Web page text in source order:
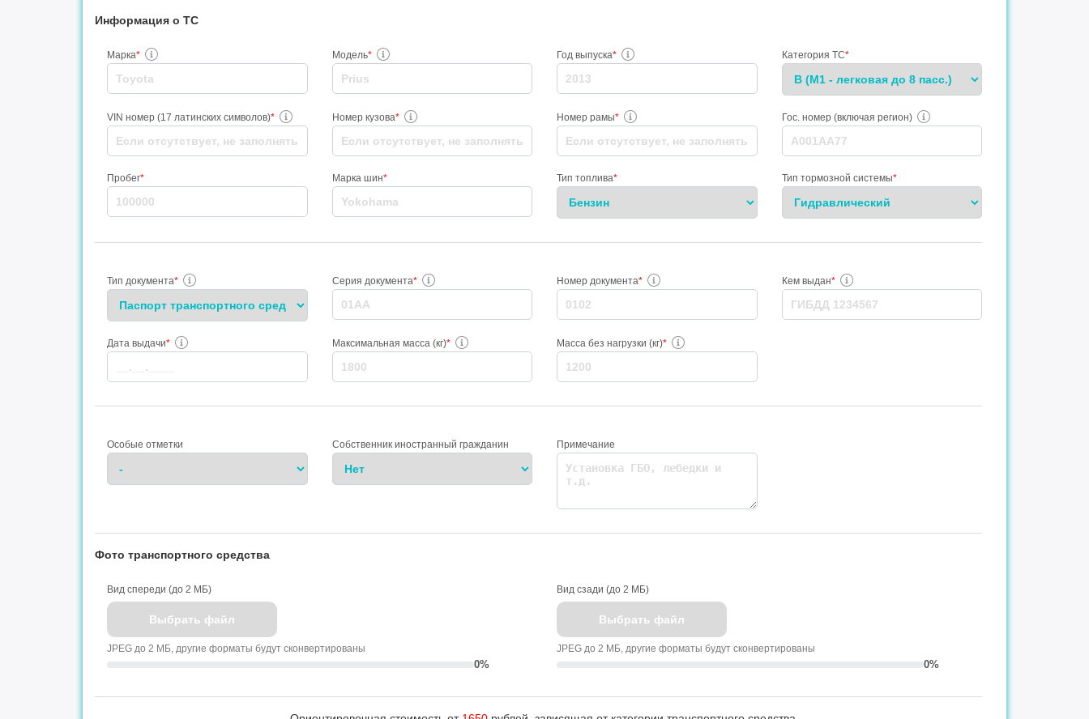
Информация о ТС
Марка* Модель* Год выпуска* Категория ТС*
VIN номер (17 латинских символов)* Номер кузова* Номер рамы* Гос. номер (включая регион)
Пробег* Марка шин* Тип топлива* Тип тормозной системы*
Тип документа* Серия документа* Номер документа* Кем выдан*
Дата выдачи* Максимальная масса (кг)* Масса без нагрузки (кг)*
Особые отметки Собственник иностранный гражданин Примечание
Фото транспортного средства
Вид спереди (до 2 МБ)
Выбрать файл
JPEG до 2 МБ, другие форматы будут сконвертированы
0%
Вид сзади (до 2 МБ)
Выбрать файл
JPEG до 2 МБ, другие форматы будут сконвертированы
0%